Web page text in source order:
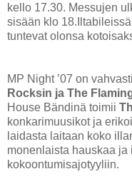
kello 17.30. Messujen
sisään klo
tuntevat olonsa
MP Night ’07 on
Rocksin ja The
House Bändinä toimii
konkarimuusikot ja
laidasta laitaan koko
monenlaista hauskaa
kokoontumisajotyyliin.